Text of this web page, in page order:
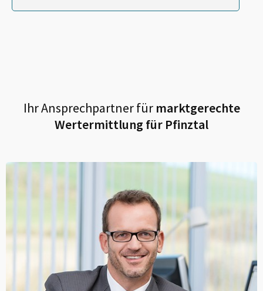
Ihr Ansprechpartner fürmarktgerechte
Wertermittlung für Pfinztal